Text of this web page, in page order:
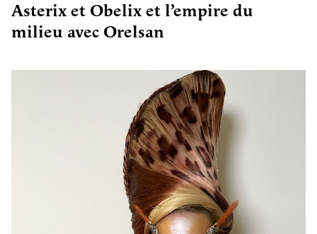
Asterix et Obelix et l’empire du
milieu avec Orelsan